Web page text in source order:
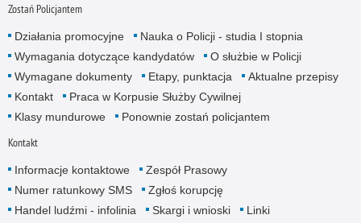
Zostań Policjantem
Działania promocyjne
Nauka o Policji - studia I stopnia
Wymagania dotyczące kandydatów
O służbie w Policji
Wymagane dokumenty
Etapy, punktacja
Aktualne przepisy
Kontakt
Praca w Korpusie Służby Cywilnej
Klasy mundurowe
Ponownie zostań policjantem
Kontakt
Informacje kontaktowe
Zespół Prasowy
Numer ratunkowy SMS
Zgłoś korupcję
Handel ludźmi - infolinia
Skargi i wnioski
Linki